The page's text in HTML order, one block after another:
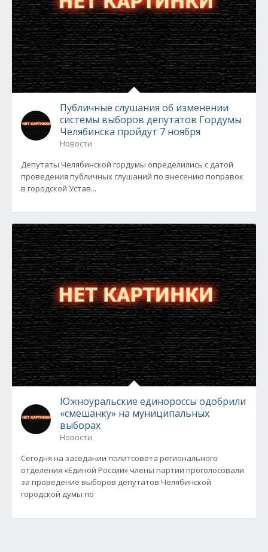
Публичные слушания об изменении
системы выборов депутатов Гордумы
Челябинска пройдут 7 ноября
Новости
Депутаты Челябинской гордумы определились с датой
проведения публичных слушаний по внесению поправок
в городской Устав...
Южноуральские единороссы одобрили
«смешанку» на муниципальных
выборах
Новости
Сегодня на заседании политсовета регионального
отделения «Единой России» члены партии проголосовали
за проведение выборов депутатов Челябинской
городской думы по